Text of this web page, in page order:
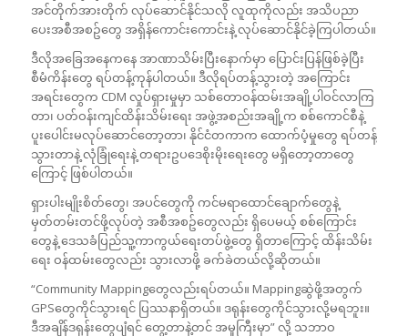
အင်တိုက်အားတိုက် လုပ်ဆောင်နိုင်သလို လူထုကိုလည်း အသိပညာ
ပေးအစီအစဥ်တွေ အရှိန်ကောင်းကောင်းနဲ့ လုပ်ဆောင်နိုင်ခဲ့ကြပါတယ်။
ဒီလိုအခြေအနေကနေ အာဏာသိမ်းပြီးနောက်မှာ ပြောင်းပြန်ဖြစ်ခဲ့ပြီး
စီမံကိန်းတွေ ရပ်တန့်ကုန်ပါတယ်။ ဒီလိုရပ်တန့်သွားတဲ့ အကြောင်း
အရင်းတွေက CDM လှုပ်ရှားမှုမှာ သစ်တောဝန်ထမ်းအချို့ပါဝင်လာကြ
တာ၊ ပတ်ဝန်းကျင်ထိန်းသိမ်းရေး အဖွဲ့အစည်းအချို့က စစ်ကောင်စီနဲ့
ပူးပေါင်းမလုပ်ဆောင်တော့တာ၊ နိုင်ငံတကာက ထောက်ပံ့မှုတွေ ရပ်တန့်
သွားတာနဲ့ လုံခြုံရေးနဲ့ တရားဥပဒေစိုးမိုးရေးတွေ မရှိတော့တာတွေ
ကြောင့် ဖြစ်ပါတယ်။
ရှားပါးမျိုးစိတ်တွေ၊ အပင်တွေကို ကင်မရာထောင်ချောက်တွေနဲ့
မှတ်တမ်းတင်ဖို့လုပ်တဲ့ အစီအစဥ်တွေလည်း ရှိပေမယ့် စစ်ကြောင်း
တွေနဲ့ ဒေသခံပြည်သူ့ကာကွယ်ရေးတပ်ဖွဲ့တွေ ရှိတာကြောင့် ထိန်းသိမ်း
ရေး ဝန်ထမ်းတွေလည်း သွားလာဖို့ ခက်ခဲတယ်လို့ဆိုတယ်။
“Community Mappingတွေလည်းရပ်တယ်။ Mappingဆွဲဖို့အတွက်
GPSတွေကိုင်သွားရင် ပြဿနာရှိတယ်။ ဒရုန်းတွေကိုင်သွားလို့မရဘူး။
ဒီအချိန်ဒရုန်းတွေပျံရင် တွေ့တာနဲ့တင် အမှုကြီးမှာ” လို့ သဘာဝ